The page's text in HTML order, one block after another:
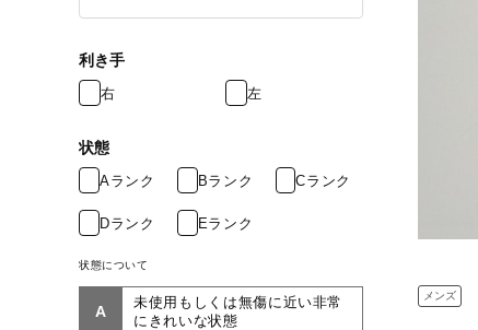
利き手
右 左
状態
Aランク Bランク Cランク
Dランク Eランク
状態について
A
未使用もしくは無傷に近い非常
にきれいな状態
メンズ